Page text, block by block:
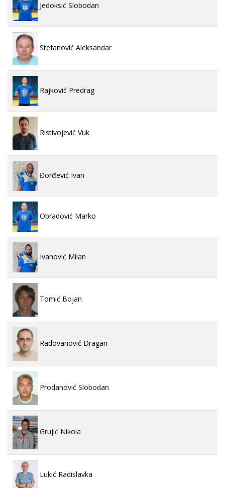
Jedoksić Slobodan
Stefanović Aleksandar
Rajković Predrag
Ristivojević Vuk
Đorđević Ivan
Obradović Marko
Ivanović Milan
Tomić Bojan
Radovanović Dragan
Prodanović Slobodan
Grujić Nikola
Lukić Radislavka